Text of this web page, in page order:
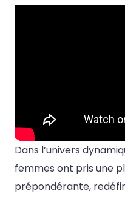
Dans l’univers
femmes ont pris une
prépondérante,